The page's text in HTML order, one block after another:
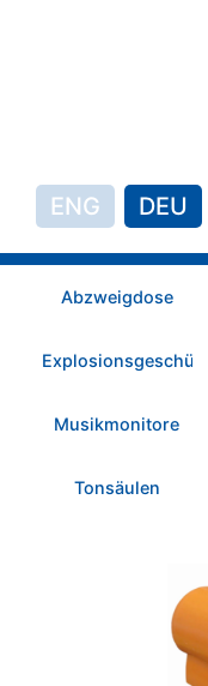
ENG DEU
Abzweigdose
Explosionsgeschützt
Musikmonitore
Tonsäulen